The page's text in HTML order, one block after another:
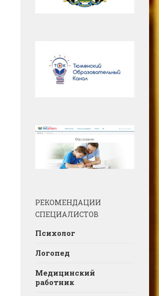
РЕКОМЕНДАЦИИ
СПЕЦИАЛИСТОВ
Психолог
Логопед
Медицинский
работник